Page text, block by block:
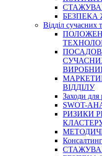
БЕЗПЕКА
Відділ сучасних
ВІДДІЛУ
Заходи для
SWOT-
РИЗИКИ